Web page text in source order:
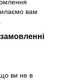
вам
ви не в